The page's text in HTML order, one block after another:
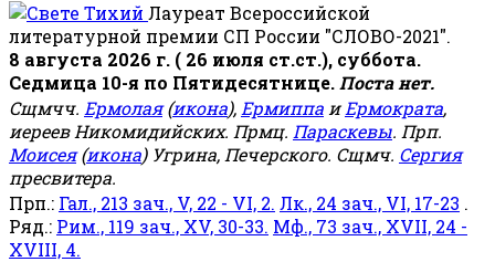
Лауреат Всероссийской
литературной премии СП России "СЛОВО-2021".
8 августа 2026 г. ( 26 июля ст.ст.), суббота.
Седмица 10-я по Пятидесятнице. Поста нет.
Сщмчч. Ермолая(икона), Ермиппа иЕрмократа,
иереев Никомидийских. Прмц. Параскевы. Прп.
Моисея(икона) Угрина, Печерского. Сщмч. Сергия
пресвитера.
Прп.: Гал., 213 зач., V, 22 - VI, 2. Лк., 24 зач., VI, 17-23 .
Ряд.: Рим., 119 зач., XV, 30-33. Мф., 73 зач., XVII, 24 -
XVIII, 4.